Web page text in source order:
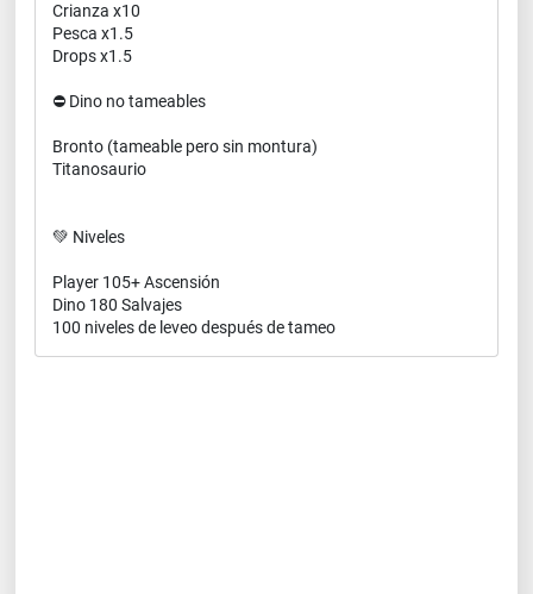
Crianza x10
Pesca x1.5
Drops x1.5
⛔ Dino no tameables
Bronto (tameable pero sin montura)
Titanosaurio
💚 Niveles
Player 105+ Ascensión
Dino 180 Salvajes
100 niveles de leveo después de tameo